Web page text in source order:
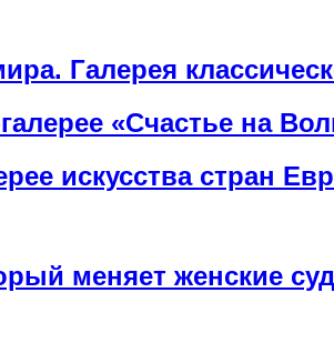
Галерея
«Счастье на
искусства стран
меняет женские